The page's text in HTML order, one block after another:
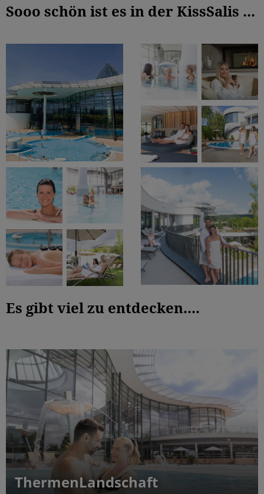
Sooo schön ist es in der KissSalis ...
Es gibt viel zu entdecken....
ThermenLandschaft